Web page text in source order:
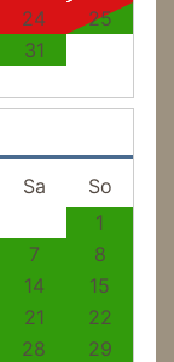
24
25
31
Sa
So
1
7
8
14
15
21
22
28
29